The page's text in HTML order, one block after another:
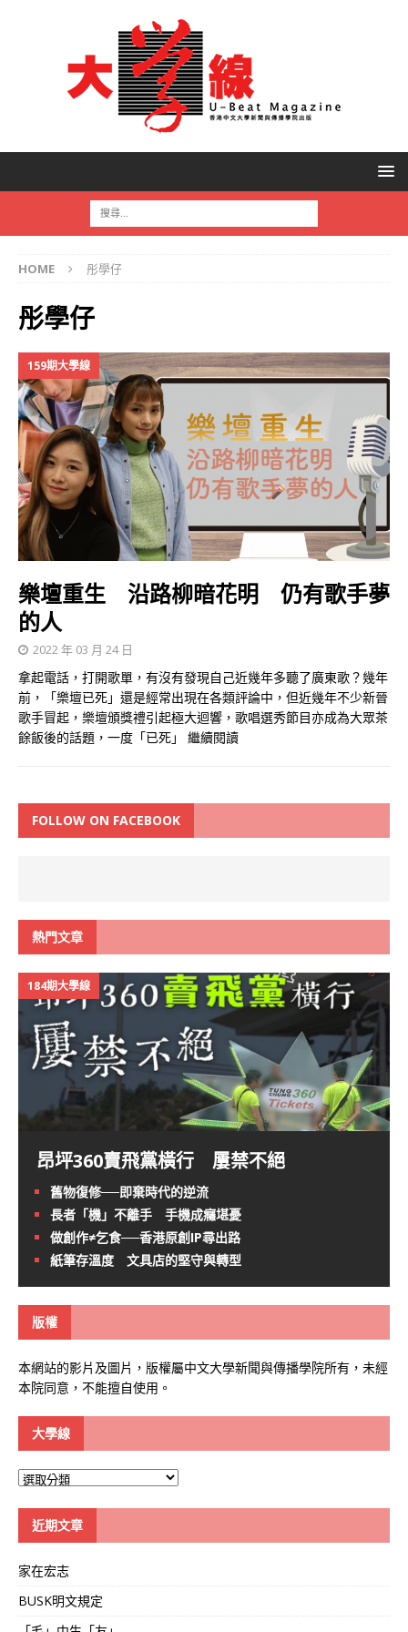
HOME 彤學仔
彤學仔
159期大學線
樂壇重生 沿路柳暗花明 仍有歌手夢
的人
2022 年 03 月 24 日
拿起電話，打開歌單，有沒有發現自己近幾年多聽了廣東歌？幾年
前，「樂壇已死」還是經常出現在各類評論中，但近幾年不少新晉
歌手冒起，樂壇頒獎禮引起極大迴響，歌唱選秀節目亦成為大眾茶
餘飯後的話題，一度「已死」 繼續閱讀
FOLLOW ON FACEBOOK
熱門文章
184期大學線
昂坪360賣飛黨橫行 屢禁不絕
舊物復修──即棄時代的逆流
長者「機」不離手 手機成癮堪憂
做創作≠乞食──香港原創IP尋出路
紙筆存溫度 文具店的堅守與轉型
版權
本網站的影片及圖片，版權屬中文大學新聞與傳播學院所有，未經
本院同意，不能擅自使用。
大學線
大
近期文章
家在宏志
BUSK明文規定